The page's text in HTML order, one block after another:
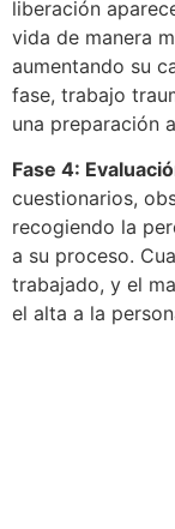
liberación
vida de manera
aumentando su
fase, trabajo
una preparación
Fase 4:
cuestionarios,
recogiendo la
a su proceso.
trabajado, y el
el alta a la